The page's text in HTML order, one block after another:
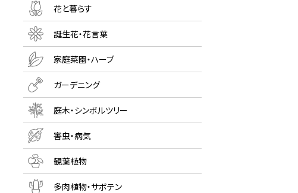
花と暮らす
誕生花・花言葉
家庭菜園・ハーブ
ガーデニング
庭木・シンボルツリー
害虫・病気
観葉植物
多肉植物・サボテン